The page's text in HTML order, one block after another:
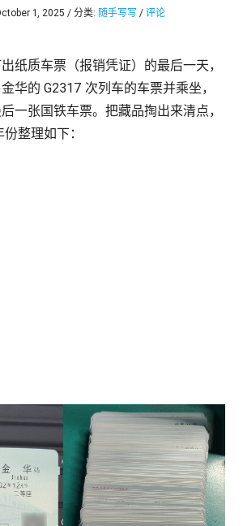
1, 2025 / 分类: 随手写写 /评论
纸质车票（报销凭证）的最后一天，
华的 G2317 次列车的车票并乘坐，
一张国铁车票。把藏品掏出来清点，
整理如下：